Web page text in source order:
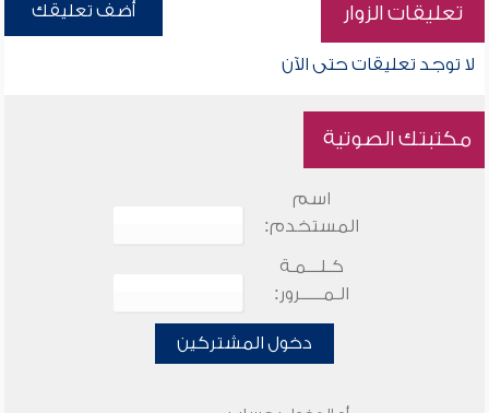
تعليقات الزوار أضف تعليقك
لا توجد تعليقات حتى الآن
مكتبتك الصوتية
اسم
المستخدم:
كـلـــمـة
الـمـــــرور:
دخول المشتركين